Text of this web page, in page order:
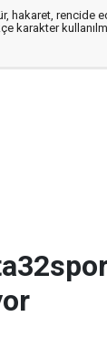
hakaret, rencide
karakter